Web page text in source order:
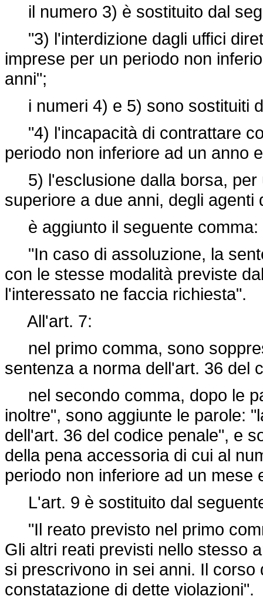
il numero 3) è sostituito dal
"3) l'interdizione dagli uffici
imprese per un periodo non
anni";
i numeri 4) e 5) sono sostituiti
"4) l'incapacità di contrattare
periodo non inferiore ad un anno
5) l'esclusione dalla borsa, per
superiore a due anni, degli
è aggiunto il seguente comma:
"In caso di assoluzione, la
con le stesse modalità previste
l'interessato ne faccia richiesta".
All'art. 7:
nel primo comma, sono
sentenza a norma dell'art. 36 del
nel secondo comma, dopo le
inoltre", sono aggiunte le parole:
dell'art. 36 del codice penale", e
della pena accessoria di cui al
periodo non inferiore ad un mese
L'art. 9 è sostituito dal
"Il reato previsto nel primo
Gli altri reati previsti nello stesso
si prescrivono in sei anni. Il
constatazione di dette violazioni".